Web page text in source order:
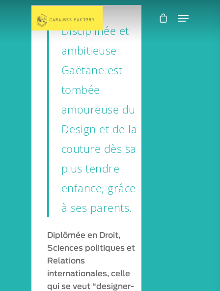
Disciplinée et
ambitieuse
Gaëtane est
tombée
amoureuse du
Design et de la
couture dès sa
plus tendre
enfance, grâce
à ses parents.
Diplômée en Droit,
Sciences politiques et
Relations
internationales, celle
qui se veut “designer-